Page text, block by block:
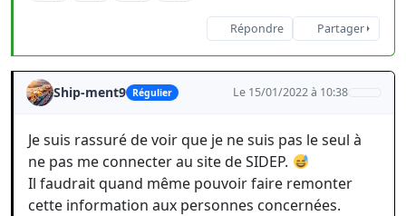
Répondre Partager
Ship-ment9 Régulier Le 15/01/2022 à 10:38
Je suis rassuré de voir que je ne suis pas le seul à
ne pas me connecter au site de SIDEP.
Il faudrait quand même pouvoir faire remonter
cette information aux personnes concernées.